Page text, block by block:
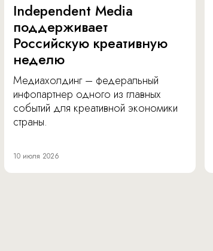
Independent Media
поддерживает
Российскую креативную
неделю
Медиахолдинг – федеральный
инфопартнер одного из главных
событий для креативной экономики
страны.
10 июля 2026